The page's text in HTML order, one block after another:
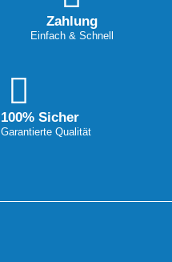
Zahlung
Einfach & Schnell
100% Sicher
Garantierte Qualität